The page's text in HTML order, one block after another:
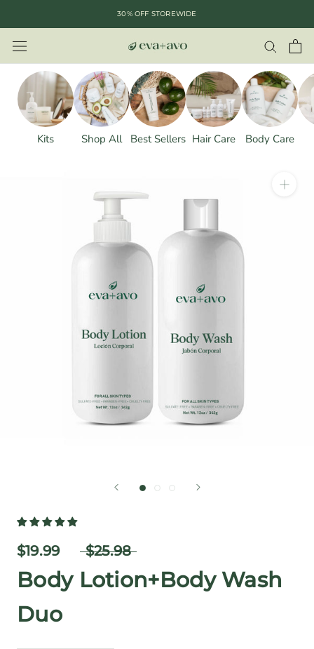
contenido
30% OFF STOREWIDE
Kits Shop All Best Sellers Hair Care Body Care
$19.99 $25.98
Body Lotion+Body Wash
Duo